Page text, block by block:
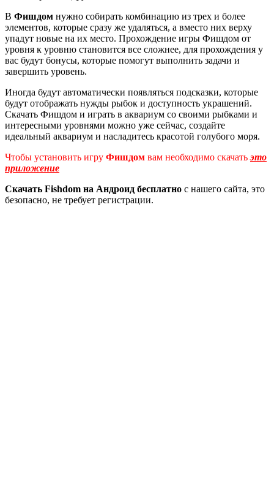
В Фишдом нужно собирать комбинацию из трех и более
элементов, которые сразу же удаляться, а вместо них верху
упадут новые на их место. Прохождение игры Фишдом от
уровня к уровню становится все сложнее, для прохождения у
вас будут бонусы, которые помогут выполнить задачи и
завершить уровень.
Иногда будут автоматически появляться подсказки, которые
будут отображать нужды рыбок и доступность украшений.
Скачать Фишдом и играть в аквариум со своими рыбками и
интересными уровнями можно уже сейчас, создайте
идеальный аквариум и насладитесь красотой голубого моря.
Чтобы установить игру Фишдом вам необходимо скачатьэто
приложение
Скачать Fishdom на Андроид бесплатно с нашего сайта, это
безопасно, не требует регистрации.